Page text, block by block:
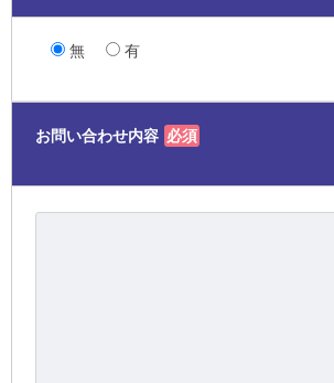
無 有
お問い合わせ内容 必須